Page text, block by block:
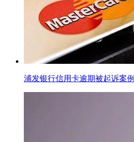
浦发银行信用卡逾期被起诉案例